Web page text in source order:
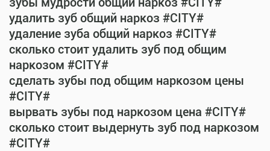
удалить зуб общий наркоз #CITY#
удаление зуба общий наркоз #CITY#
сколько стоит удалить зуб под общим
наркозом #CITY#
сделать зубы под общим наркозом цены
#CITY#
вырвать зубы под наркозом цена #CITY#
сколько стоит выдернуть зуб под наркозом
#CITY#